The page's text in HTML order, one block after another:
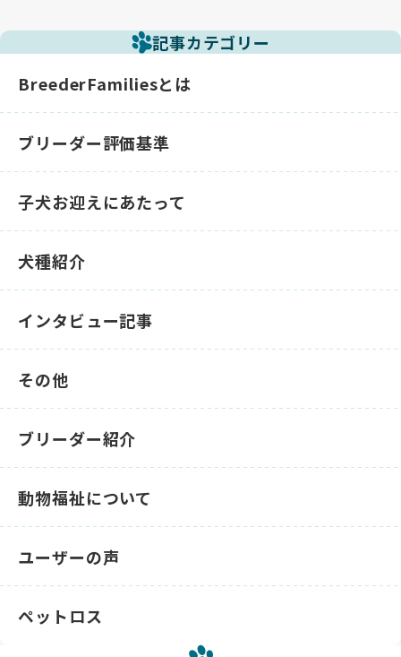
記事カテゴリー
BreederFamiliesとは
ブリーダー評価基準
子犬お迎えにあたって
犬種紹介
インタビュー記事
その他
ブリーダー紹介
動物福祉について
ユーザーの声
ペットロス